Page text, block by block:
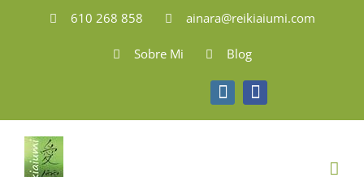
610 268 858 ainara@reikiaiumi.com
Sobre Mi Blog
InstagramFacebook